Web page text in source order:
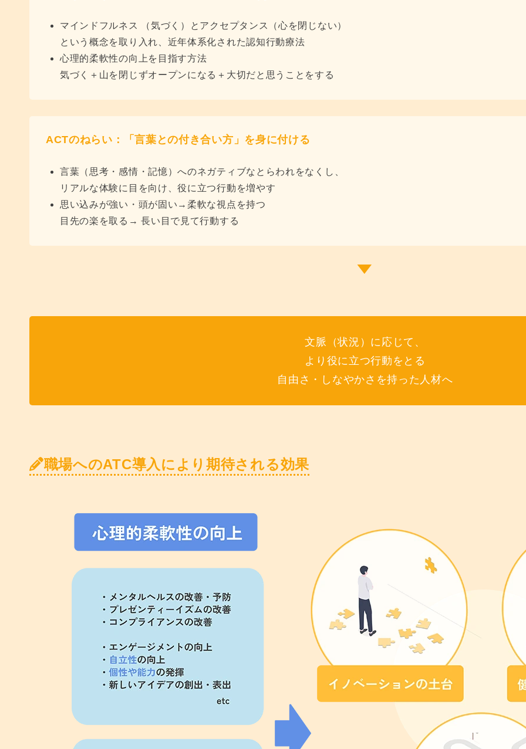
マインドフルネス （気づく）とアクセプタンス（心を閉じない）
という概念を取り入れ、近年体系化された認知行動療法
心理的柔軟性の向上を目指す方法
気づく＋山を閉じずオープンになる＋大切だと思うことをする
ACTのねらい：「言葉との付き合い方」を身に付ける
言葉（思考・感情・記憶）へのネガティブなとらわれをなくし、
リアルな体験に目を向け、役に立つ行動を増やす
思い込みが強い・頭が固い→柔軟な視点を持つ
目先の楽を取る→ 長い目で見て行動する
▼
文脈（状況）に応じて、
より役に立つ行動をとる
自由さ・しなやかさを持った人材へ
職場へのATC導入により期待される効果